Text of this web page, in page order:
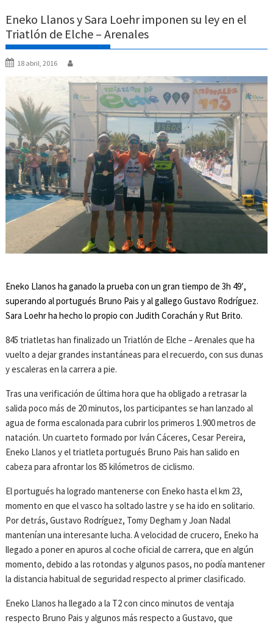
Eneko Llanos y Sara Loehr imponen su ley en el
Triatlón de Elche – Arenales
18 abril, 2016
Eneko Llanos ha ganado la prueba con un gran tiempo de 3h 49′,
superando al portugués Bruno Pais y al gallego Gustavo Rodríguez.
Sara Loehr ha hecho lo propio con Judith Corachán y Rut Brito.
845 triatletas han finalizado un Triatlón de Elche – Arenales que ha
vuelto a dejar grandes instantáneas para el recuerdo, con sus dunas
y escaleras en la carrera a pie.
Tras una verificación de última hora que ha obligado a retrasar la
salida poco más de 20 minutos, los participantes se han lanzado al
agua de forma escalonada para cubrir los primeros 1.900 metros de
natación. Un cuarteto formado por Iván Cáceres, Cesar Pereira,
Eneko Llanos y el triatleta portugués Bruno Pais han salido en
cabeza para afrontar los 85 kilómetros de ciclismo.
El portugués ha logrado mantenerse con Eneko hasta el km 23,
momento en que el vasco ha soltado lastre y se ha ido en solitario.
Por detrás, Gustavo Rodríguez, Tomy Degham y Joan Nadal
mantenían una interesante lucha. A velocidad de crucero, Eneko ha
llegado a poner en apuros al coche oficial de carrera, que en algún
momento, debido a las rotondas y algunos pasos, no podía mantener
la distancia habitual de seguridad respecto al primer clasificado.
Eneko Llanos ha llegado a la T2 con cinco minutos de ventaja
respecto Bruno Pais y algunos más respecto a Gustavo, que